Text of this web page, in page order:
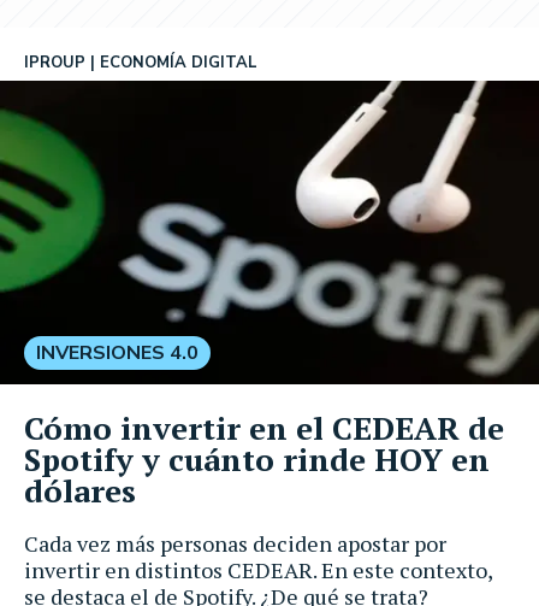
Cada vez más personas deciden apostar por
invertir en distintos CEDEAR. En este contexto,
se destaca el de Spotify. ¿De qué se trata?
IPROUP ECONOMÍA DIGITAL
INVERSIONES 4.0
Cómo invertir en el CEDEAR de
Spotify y cuánto rinde HOY en
dólares